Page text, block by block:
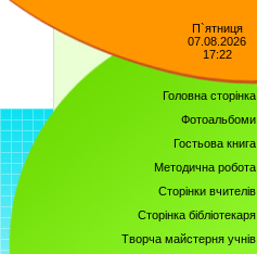
П`ятниця
07.08.2026
17:22
Головна сторінка
Фотоальбоми
Гостьова книга
Методична робота
Сторінки вчителів
Сторінка бібліотекаря
Творча майстерня учнів